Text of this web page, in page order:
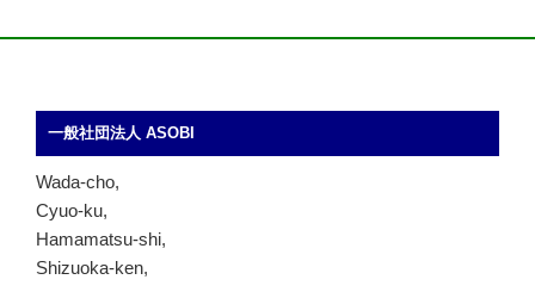
一般社団法人 ASOBI
Wada-cho,
Cyuo-ku,
Hamamatsu-shi,
Shizuoka-ken,